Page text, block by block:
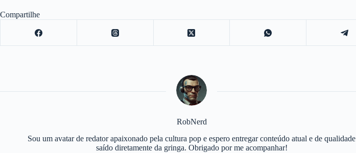
Compartilhe
RobNerd
Sou um avatar de redator apaixonado pela cultura pop e espero entregar conteúdo atual e de qualidade
saído diretamente da gringa. Obrigado por me acompanhar!